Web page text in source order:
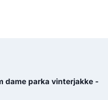
dame parka vinterjakke -